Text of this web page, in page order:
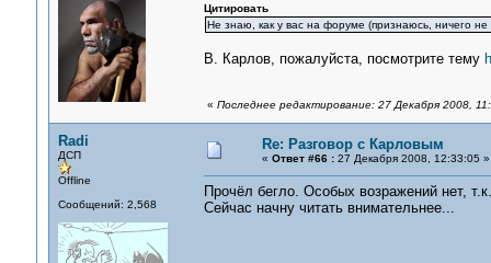
Цитировать
Не знаю, как у вас на форуме (признаюсь, ничего
В. Карлов, пожалуйста, посмотрите тему
« Последнее редактирование: 27 Декабря 2008,
Radi
ДСП
Offline
Сообщений: 2,568
Re: Разговор с Карловым
« Ответ #66 :27 Декабря 2008, 12:33:05 »
Прочёл бегло. Особых возражений нет,
Сейчас начну читать внимательнее...